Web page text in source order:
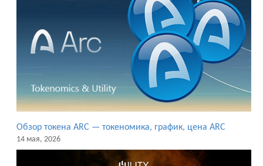
Обзор токена ARC — токеномика, график, цена ARC
14 мая, 2026